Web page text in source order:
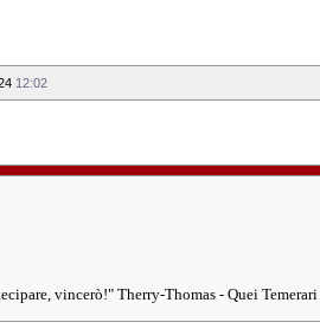
12:02
vincerò!" Therry-Thomas - Quei